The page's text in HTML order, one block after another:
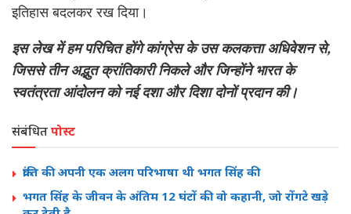
इतिहास बदलकर रख दिया।
इस लेख में हम परिचित होंगे कांग्रेस के उस कलकत्ता अधिवेशन से,
जिससे तीन अद्भुत क्रांतिकारी निकले और जिन्होंने भारत के
स्वतंत्रता आंदोलन को नई दशा और दिशा दोनों प्रदान की।
संबंधितपोस्ट
क्रांति की अपनी एक अलग परिभाषा थी भगत सिंह की
भगत सिंह के जीवन के अंतिम 12 घंटों की वो कहानी, जो रोंगटे खड़े